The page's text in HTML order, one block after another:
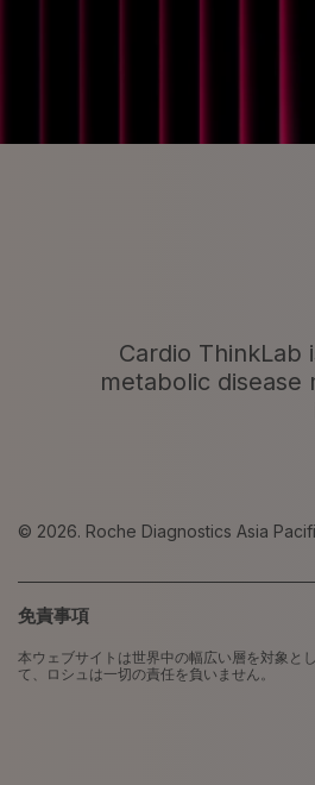
Cardio ThinkLab
metabolic
© 2026. Roche Diagnostics Asia
免責事項
本ウェブサイトは世界中の幅広い層を対象と
て、ロシュは一切の責任を負いません。